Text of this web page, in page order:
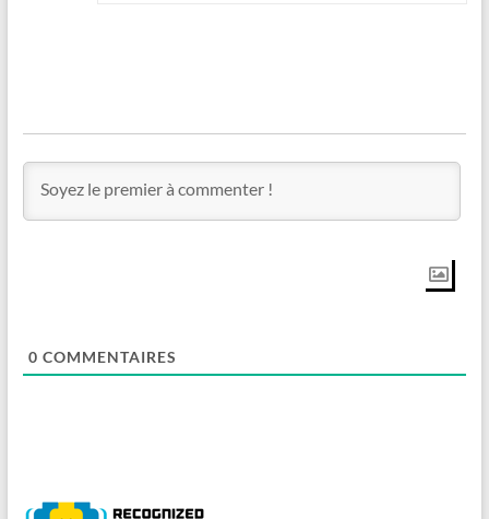
0 COMMENTAIRES